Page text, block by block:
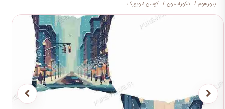
پیورهوم دکوراسیون کوسن نیویورک